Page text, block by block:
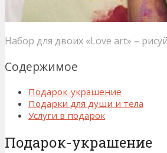
Набор для двоих «Love art» –
Содержимое
Подарок-украшение
Подарки для души и тела
Услуги в подарок
Подарок-украшение